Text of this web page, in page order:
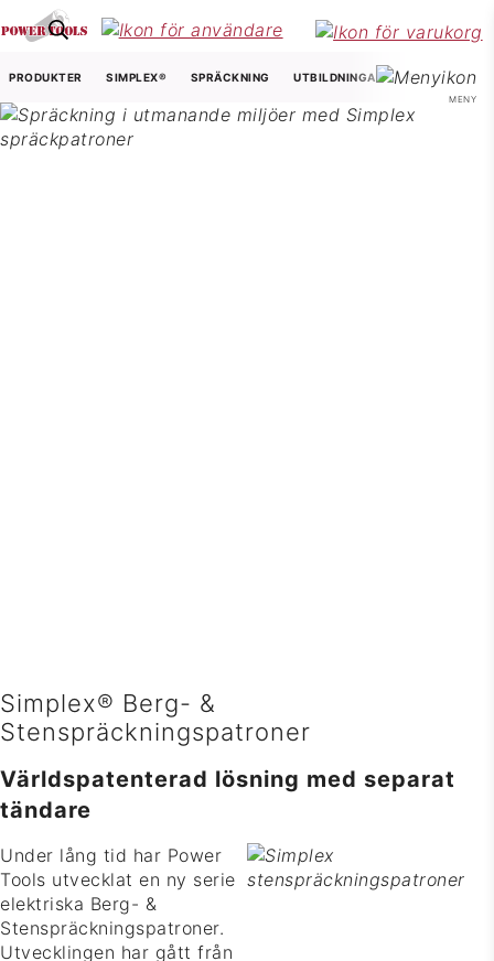
MENY
PRODUKTER SIMPLEX® SPRÄCKNING UTBILDNINGAR FRÅGOR &
Simplex® Berg- &
Stenspräckningspatroner
Världspatenterad lösning med separat
tändare
Under lång tid har Power
Tools utvecklat en ny serie
elektriska Berg- &
Stenspräckningspatroner.
Utvecklingen har gått från